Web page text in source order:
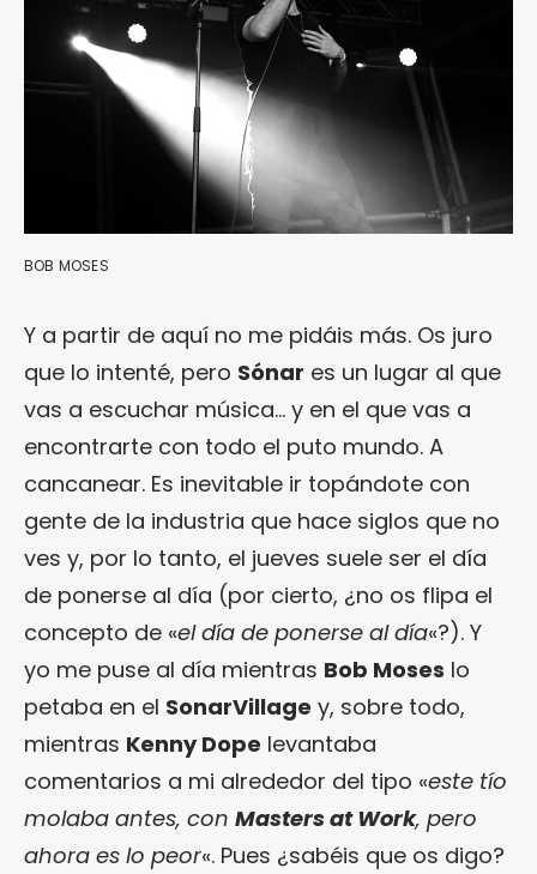
BOB MOSES
Y a partir de aquí no me pidáis más. Os juro
que lo intenté, pero Sónar es un lugar al que
vas a escuchar música… y en el que vas a
encontrarte con todo el puto mundo. A
cancanear. Es inevitable ir topándote con
gente de la industria que hace siglos que no
ves y, por lo tanto, el jueves suele ser el día
de ponerse al día (por cierto, ¿no os flipa el
concepto de «el día de ponerse al día«?). Y
yo me puse al día mientras Bob Moses lo
petaba en el SonarVillage y, sobre todo,
mientras Kenny Dope levantaba
comentarios a mi alrededor del tipo «este tío
molaba antes, con Masters at Work, pero
ahora es lo peor«. Pues ¿sabéis que os digo?